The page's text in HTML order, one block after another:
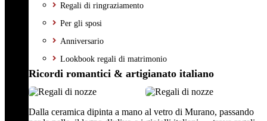
Regali di ringraziamento
Per gli sposi
Anniversario
Lookbook regali di matrimonio
Ricordi romantici & artigianato italiano
Dalla ceramica dipinta a mano al vetro di Murano, passando